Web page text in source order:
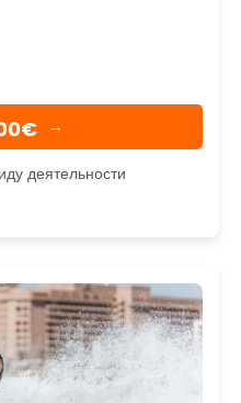
→
деятельности